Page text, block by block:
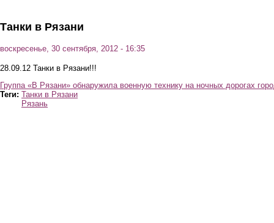
Танки в Рязани
воскресенье, 30 сентября, 2012 - 16:35
28.09.12 Танки в Рязани!!!
Группа «В Рязани» обнаружила военную технику на ночных дорогах
Теги: Танки в Рязани
Рязань